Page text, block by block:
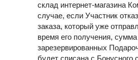
склад интернет-магазина
случае, если Участник
заказа, который уже
время его получения, сумма
зарезервированных
будет списана с Бонусного